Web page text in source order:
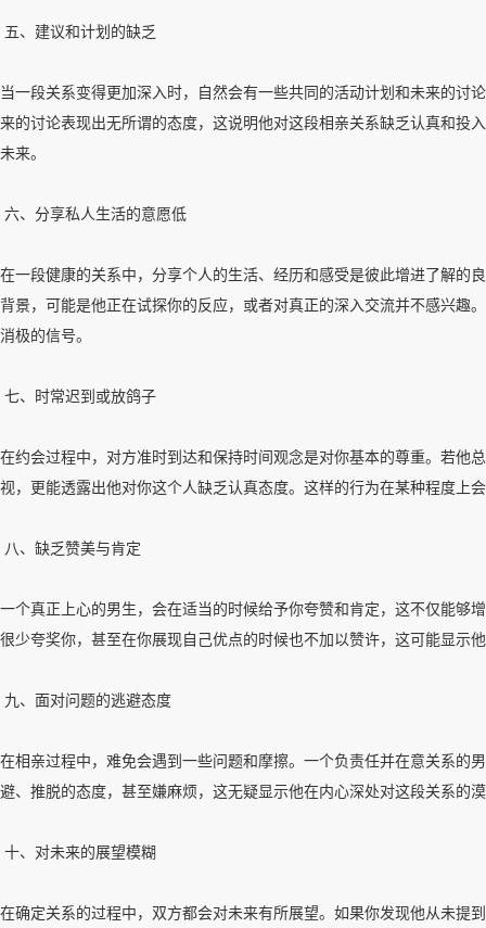
五、建议和计划的缺乏
当一段关系变得更加深入时，自然会有一些共同的活动计划和未来的
来的讨论表现出无所谓的态度，这说明他对这段相亲关系缺乏认真和投
未来。
六、分享私人生活的意愿低
在一段健康的关系中，分享个人的生活、经历和感受是彼此增进了解的
背景，可能是他正在试探你的反应，或者对真正的深入交流并不感兴趣
消极的信号。
七、时常迟到或放鸽子
在约会过程中，对方准时到达和保持时间观念是对你基本的尊重。若他
视，更能透露出他对你这个人缺乏认真态度。这样的行为在某种程度上
八、缺乏赞美与肯定
一个真正上心的男生，会在适当的时候给予你夸赞和肯定，这不仅能够
很少夸奖你，甚至在你展现自己优点的时候也不加以赞许，这可能显示
九、面对问题的逃避态度
在相亲过程中，难免会遇到一些问题和摩擦。一个负责任并在意关系的
避、推脱的态度，甚至嫌麻烦，这无疑显示他在内心深处对这段关系的
十、对未来的展望模糊
在确定关系的过程中，双方都会对未来有所展望。如果你发现他从未提